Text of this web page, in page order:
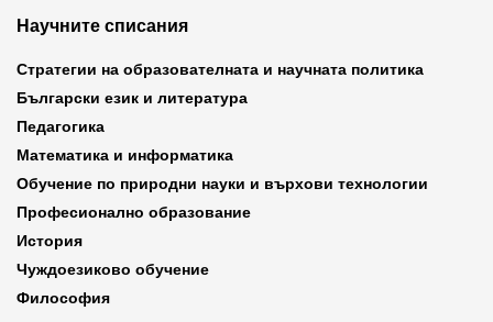
Научните списания
Стратегии на образователната и научната политика
Български език и литература
Педагогика
Математика и информатика
Обучение по природни науки и върхови технологии
Професионално образование
История
Чуждоезиково обучение
Философия